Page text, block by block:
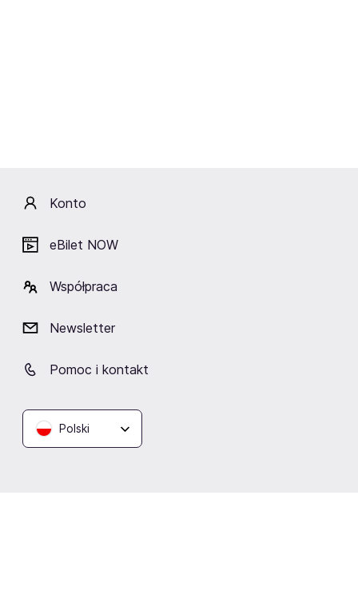
Konto
eBilet NOW
Współpraca
Newsletter
Pomoc i kontakt
Polski
Lokalizacja
Opera Leśna Hala COS Torwar